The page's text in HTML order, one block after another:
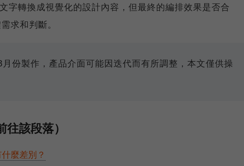
字轉換成視覺化的設計內容，但最終的編排效果是否合
求和判斷。
份製作，產品介面可能因迭代而有所調整，本文僅供操
該段落）
麼差別？